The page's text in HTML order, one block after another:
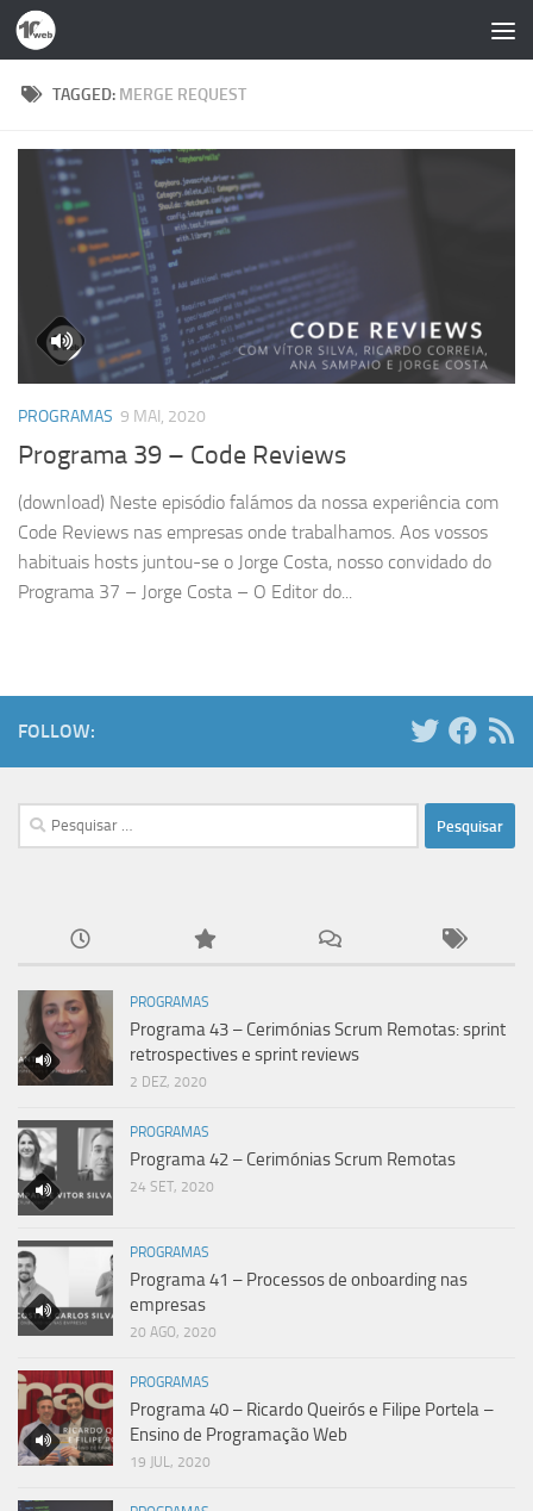
Skip to content
TAGGED: MERGE REQUEST
PROGRAMAS 9 MAI, 2020
Programa 39 – Code Reviews
(download) Neste episódio falámos da nossa experiência com
Code Reviews nas empresas onde trabalhamos. Aos vossos
habituais hosts juntou-se o Jorge Costa, nosso convidado do
Programa 37 – Jorge Costa – O Editor do...
FOLLOW:
Pesquisar
por:
PROGRAMAS
Programa 43 – Cerimónias Scrum Remotas: sprint
retrospectives e sprint reviews
2 DEZ, 2020
PROGRAMAS
Programa 42 – Cerimónias Scrum Remotas
24 SET, 2020
PROGRAMAS
Programa 41 – Processos de onboarding nas
empresas
20 AGO, 2020
PROGRAMAS
Programa 40 – Ricardo Queirós e Filipe Portela –
Ensino de Programação Web
19 JUL, 2020